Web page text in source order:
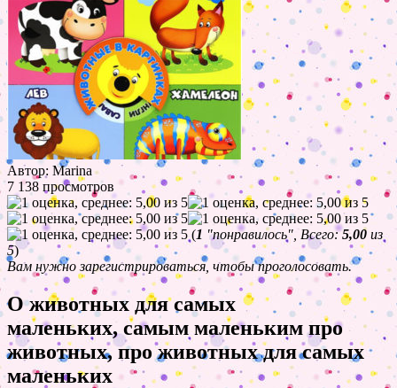
Автор: Marina
7 138 просмотров
(1 "понравилось", Всего:5,00 из
5)
Вам нужно зарегистрироваться, чтобы проголосовать.
О животных для самых
маленьких, самым маленьким про
животных, про животных для самых
маленьких